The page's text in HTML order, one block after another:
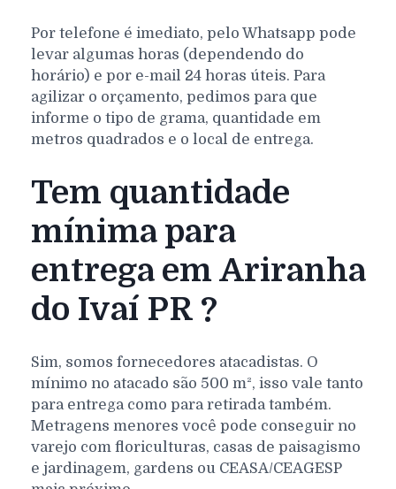
Por telefone é imediato, pelo Whatsapp pode
levar algumas horas (dependendo do
horário) e por e-mail 24 horas úteis. Para
agilizar o orçamento, pedimos para que
informe o tipo de grama, quantidade em
metros quadrados e o local de entrega.
Tem quantidade
mínima para
entrega em Ariranha
do Ivaí PR ?
Sim, somos fornecedores atacadistas. O
mínimo no atacado são 500 m², isso vale tanto
para entrega como para retirada também.
Metragens menores você pode conseguir no
varejo com floriculturas, casas de paisagismo
e jardinagem, gardens ou CEASA/CEAGESP